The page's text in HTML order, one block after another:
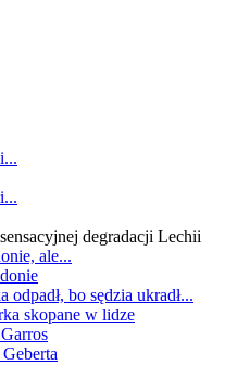
degradacji Lechii
ale...
bo sędzia ukradł...
skopane w lidze